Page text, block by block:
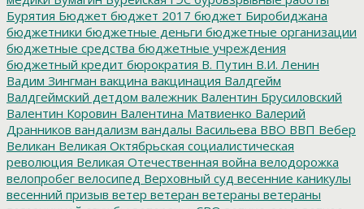
Бурятия Бюджет бюджет 2017 бюджет Биробиджана
бюджетники бюджетные деньги бюджетные организации
бюджетные средства бюджетные учреждения
бюджетный кредит бюрократия В. Путин В.И. Ленин
Вадим Зингман вакцина вакцинация Валдгейм
Валдгеймский детдом валежник Валентин Брусиловский
Валентин Коровин Валентина Матвиенко Валерий
Дранников вандализм вандалы Васильева ВВО ВВП Вебер
Великан Великая Октябрьская социалистическая
революция Великая Отечественная война велодорожка
велопробег велосипед Верховный суд весенние каникулы
весенний призыв ветер ветеран ветераны ветераны